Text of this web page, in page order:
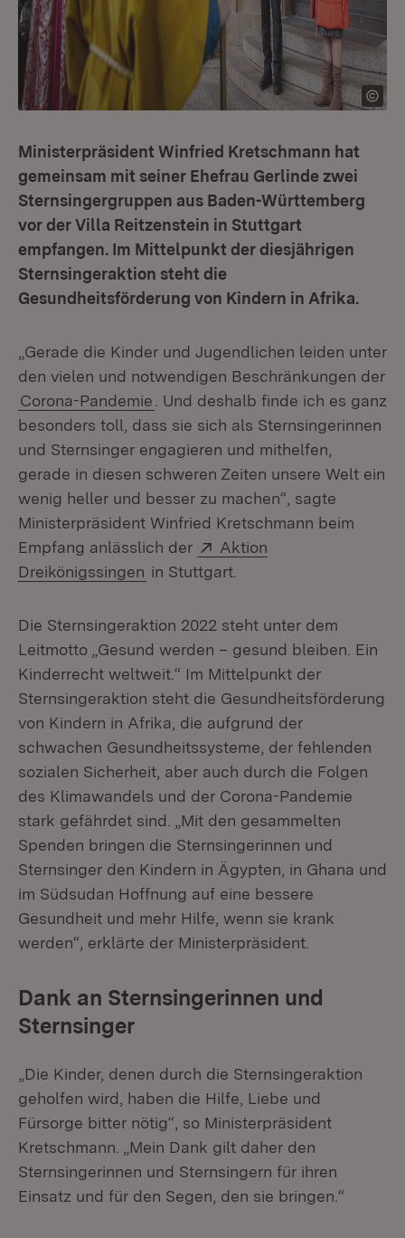
Ministerpräsident Winfried Kretschmann hat
gemeinsam mit seiner Ehefrau Gerlinde zwei
Sternsingergruppen aus Baden-Württemberg
vor der Villa Reitzenstein in Stuttgart
empfangen. Im Mittelpunkt der diesjährigen
Sternsingeraktion steht die
Gesundheitsförderung von Kindern in Afrika.
„Gerade die Kinder und Jugendlichen leiden unter
den vielen und notwendigen Beschränkungen der
Corona-Pandemie
. Und deshalb finde ich es ganz
besonders toll, dass sie sich als Sternsingerinnen
und Sternsinger engagieren und mithelfen,
gerade in diesen schweren Zeiten unsere Welt ein
wenig heller und besser zu machen“, sagte
Ministerpräsident Winfried Kretschmann beim
Empfang anlässlich der
Extern:
Aktion
Dreikönigssingen (Öffnet in neuem Fenster)
in Stuttgart.
Die Sternsingeraktion 2022 steht unter dem
Leitmotto „Gesund werden – gesund bleiben. Ein
Kinderrecht weltweit.“ Im Mittelpunkt der
Sternsingeraktion steht die Gesundheitsförderung
von Kindern in Afrika, die aufgrund der
schwachen Gesundheitssysteme, der fehlenden
sozialen Sicherheit, aber auch durch die Folgen
des Klimawandels und der Corona-Pandemie
stark gefährdet sind. „Mit den gesammelten
Spenden bringen die Sternsingerinnen und
Sternsinger den Kindern in Ägypten, in Ghana und
im Südsudan Hoffnung auf eine bessere
Gesundheit und mehr Hilfe, wenn sie krank
werden“, erklärte der Ministerpräsident.
Dank an Sternsingerinnen und
Sternsinger
„Die Kinder, denen durch die Sternsingeraktion
geholfen wird, haben die Hilfe, Liebe und
Fürsorge bitter nötig“, so Ministerpräsident
Kretschmann. „Mein Dank gilt daher den
Sternsingerinnen und Sternsingern für ihren
Einsatz und für den Segen, den sie bringen.“